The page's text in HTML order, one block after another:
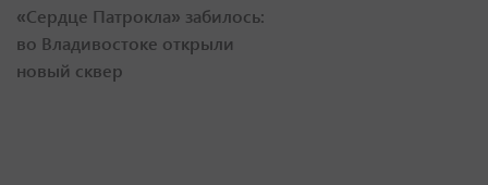
«Сердце Патрокла» забилось:
во Владивостоке открыли
новый сквер